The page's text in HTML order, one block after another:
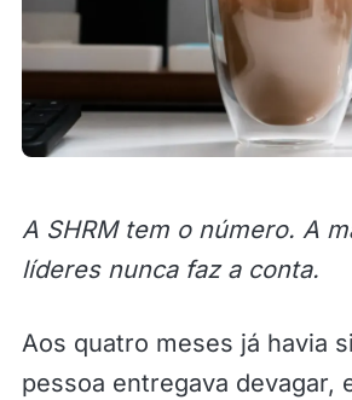
A SHRM tem o número. A
líderes nunca faz a conta.
Aos quatro meses já havia
pessoa entregava devagar,